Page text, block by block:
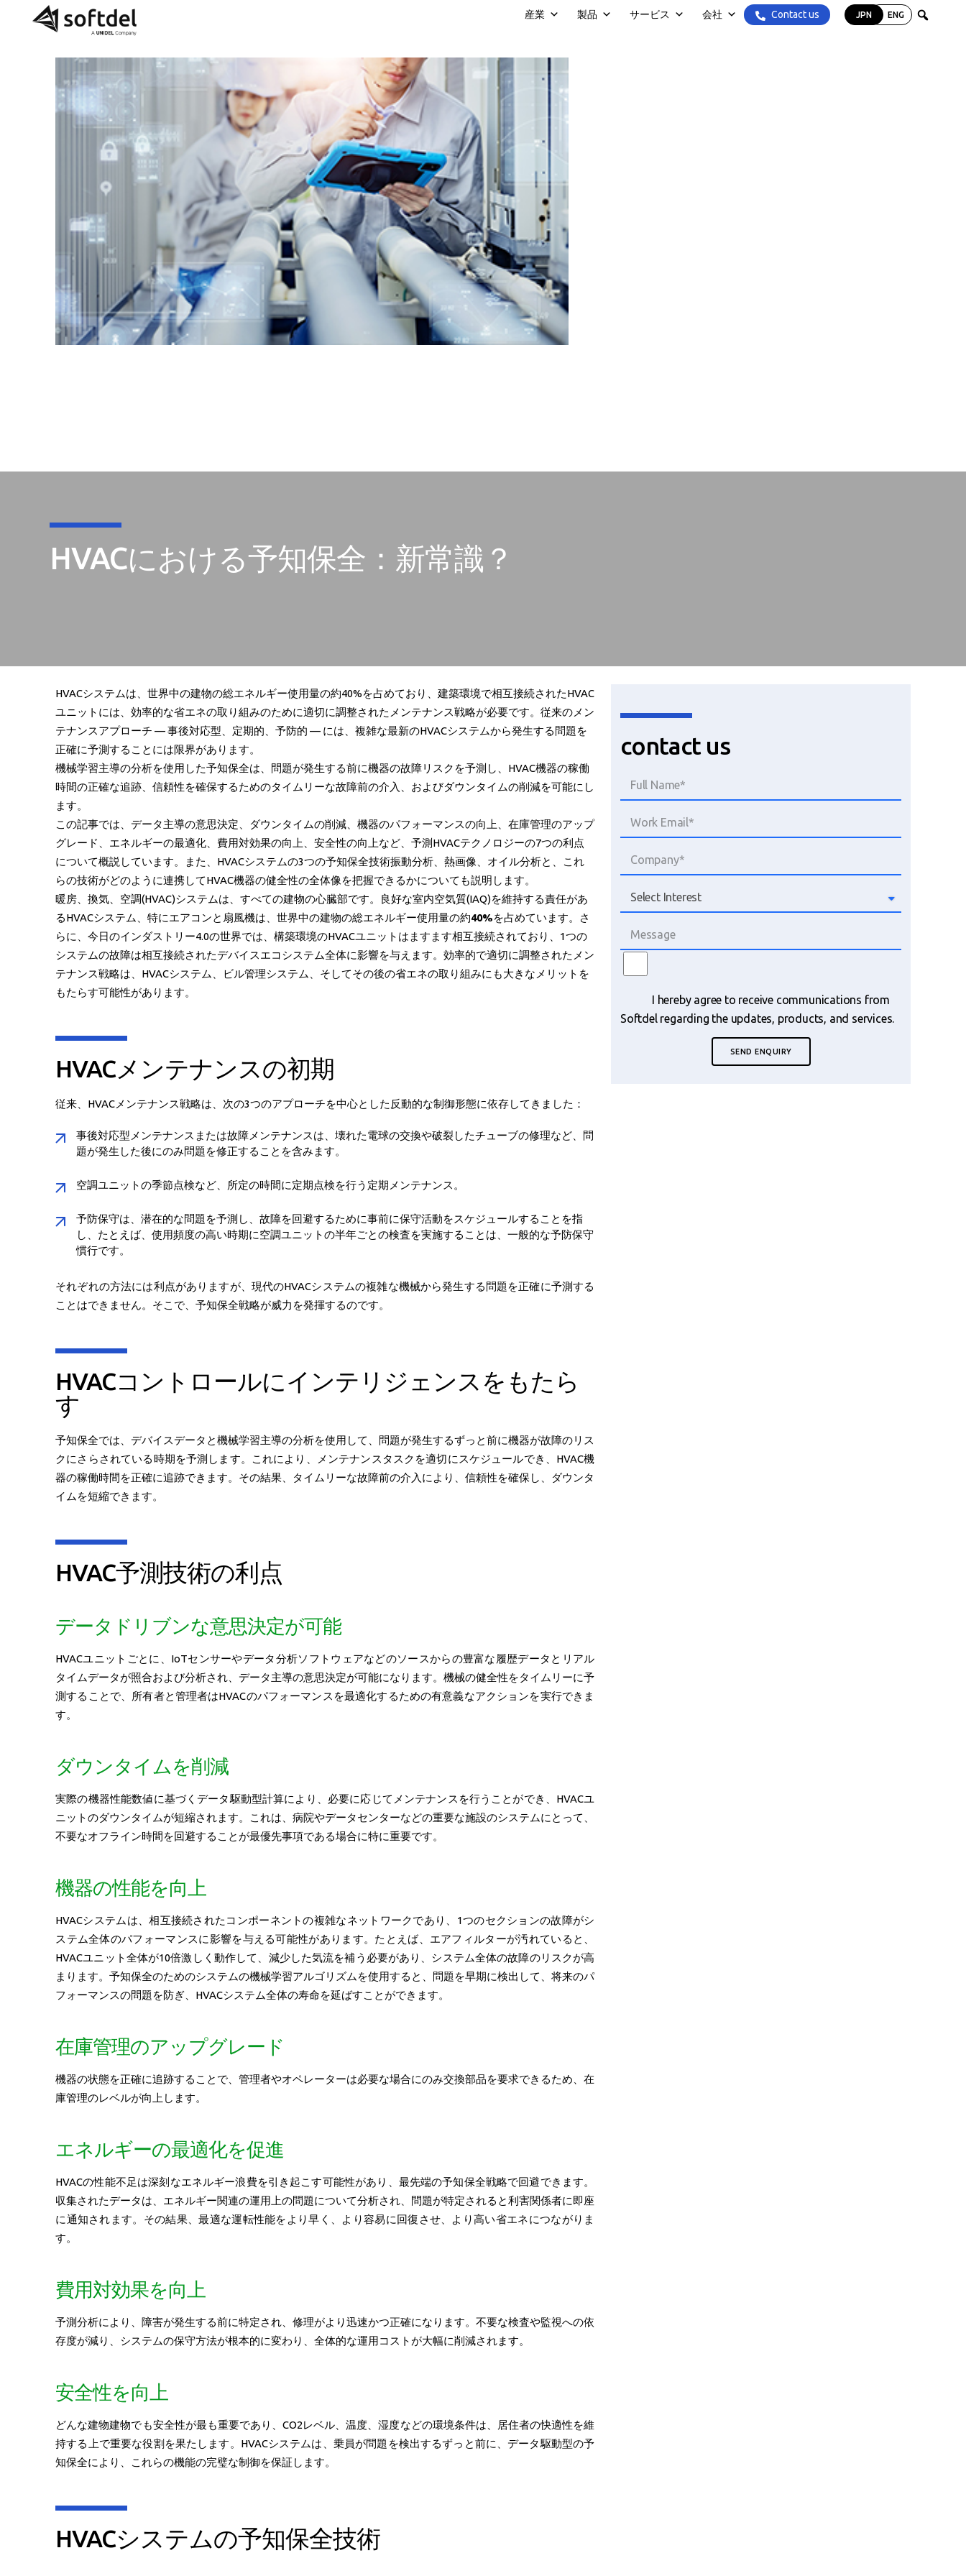
産業 製品 サービス 会社 Contact us JPN ENG
HVACにおける予知保全：新常識？
HVACシステムは、世界中の建物の総エネルギー使用量の約40%を占めており、建築環境で相互接続されたHVAC
ユニットには、効率的な省エネの取り組みのために適切に調整されたメンテナンス戦略が必要です。従来のメン
テナンスアプローチ — 事後対応型、定期的、予防的 — には、複雑な最新のHVACシステムから発生する問題を
正確に予測することには限界があります。
機械学習主導の分析を使用した予知保全は、問題が発生する前に機器の故障リスクを予測し、HVAC機器の稼働
時間の正確な追跡、信頼性を確保するためのタイムリーな故障前の介入、およびダウンタイムの削減を可能にし
ます。
この記事では、データ主導の意思決定、ダウンタイムの削減、機器のパフォーマンスの向上、在庫管理のアップ
グレード、エネルギーの最適化、費用対効果の向上、安全性の向上など、予測HVACテクノロジーの7つの利点
について概説しています。また、HVACシステムの3つの予知保全技術振動分析、熱画像、オイル分析と、これ
らの技術がどのように連携してHVAC機器の健全性の全体像を把握できるかについても説明します。
暖房、換気、空調(HVAC)システムは、すべての建物の心臓部です。良好な室内空気質(IAQ)を維持する責任があ
るHVACシステム、特にエアコンと扇風機は、世界中の建物の総エネルギー使用量の約40%を占めています。さ
らに、今日のインダストリー4.0の世界では、構築環境のHVACユニットはますます相互接続されており、1つの
システムの故障は相互接続されたデバイスエコシステム全体に影響を与えます。効率的で適切に調整されたメン
テナンス戦略は、HVACシステム、ビル管理システム、そしてその後の省エネの取り組みにも大きなメリットを
もたらす可能性があります。
HVACメンテナンスの初期
従来、HVACメンテナンス戦略は、次の3つのアプローチを中心とした反動的な制御形態に依存してきました：
事後対応型メンテナンスまたは故障メンテナンスは、壊れた電球の交換や破裂したチューブの修理など、問
題が発生した後にのみ問題を修正することを含みます。
空調ユニットの季節点検など、所定の時間に定期点検を行う定期メンテナンス。
予防保守は、潜在的な問題を予測し、故障を回避するために事前に保守活動をスケジュールすることを指
し、たとえば、使用頻度の高い時期に空調ユニットの半年ごとの検査を実施することは、一般的な予防保守
慣行です。
それぞれの方法には利点がありますが、現代のHVACシステムの複雑な機械から発生する問題を正確に予測する
ことはできません。そこで、予知保全戦略が威力を発揮するのです。
HVACコントロールにインテリジェンスをもたら
す
予知保全では、デバイスデータと機械学習主導の分析を使用して、問題が発生するずっと前に機器が故障のリス
クにさらされている時期を予測します。これにより、メンテナンスタスクを適切にスケジュールでき、HVAC機
器の稼働時間を正確に追跡できます。その結果、タイムリーな故障前の介入により、信頼性を確保し、ダウンタ
イムを短縮できます。
HVAC予測技術の利点
データドリブンな意思決定が可能
HVACユニットごとに、IoTセンサーやデータ分析ソフトウェアなどのソースからの豊富な履歴データとリアル
タイムデータが照合および分析され、データ主導の意思決定が可能になります。機械の健全性をタイムリーに予
測することで、所有者と管理者はHVACのパフォーマンスを最適化するための有意義なアクションを実行できま
す。
ダウンタイムを削減
実際の機器性能数値に基づくデータ駆動型計算により、必要に応じてメンテナンスを行うことができ、HVACユ
ニットのダウンタイムが短縮されます。これは、病院やデータセンターなどの重要な施設のシステムにとって、
不要なオフライン時間を回避することが最優先事項である場合に特に重要です。
機器の性能を向上
HVACシステムは、相互接続されたコンポーネントの複雑なネットワークであり、1つのセクションの故障がシ
ステム全体のパフォーマンスに影響を与える可能性があります。たとえば、エアフィルターが汚れていると、
HVACユニット全体が10倍激しく動作して、減少した気流を補う必要があり、システム全体の故障のリスクが高
まります。予知保全のためのシステムの機械学習アルゴリズムを使用すると、問題を早期に検出して、将来のパ
フォーマンスの問題を防ぎ、HVACシステム全体の寿命を延ばすことができます。
在庫管理のアップグレード
機器の状態を正確に追跡することで、管理者やオペレーターは必要な場合にのみ交換部品を要求できるため、在
庫管理のレベルが向上します。
エネルギーの最適化を促進
HVACの性能不足は深刻なエネルギー浪費を引き起こす可能性があり、最先端の予知保全戦略で回避できます。
収集されたデータは、エネルギー関連の運用上の問題について分析され、問題が特定されると利害関係者に即座
に通知されます。その結果、最適な運転性能をより早く、より容易に回復させ、より高い省エネにつながりま
す。
費用対効果を向上
予測分析により、障害が発生する前に特定され、修理がより迅速かつ正確になります。不要な検査や監視への依
存度が減り、システムの保守方法が根本的に変わり、全体的な運用コストが大幅に削減されます。
安全性を向上
どんな建物建物でも安全性が最も重要であり、CO2レベル、温度、湿度などの環境条件は、居住者の快適性を維
持する上で重要な役割を果たします。HVACシステムは、乗員が問題を検出するずっと前に、データ駆動型の予
知保全により、これらの機能の完璧な制御を保証します。
HVACシステムの予知保全技術
contact us
I hereby agree to receive communications from
Softdel regarding the updates, products, and services.
SEND ENQUIRY